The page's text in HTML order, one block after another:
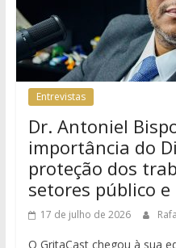
Entrevistas
Dr. Antoniel
importância do
proteção dos
setores público
17 de julho de 2026
O GritaCast chegou à sua